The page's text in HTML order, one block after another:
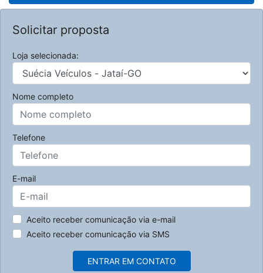
Solicitar proposta
Loja selecionada:
Nome completo
Telefone
E-mail
Aceito receber comunicação via e-mail
Aceito receber comunicação via SMS
ENTRAR EM CONTATO